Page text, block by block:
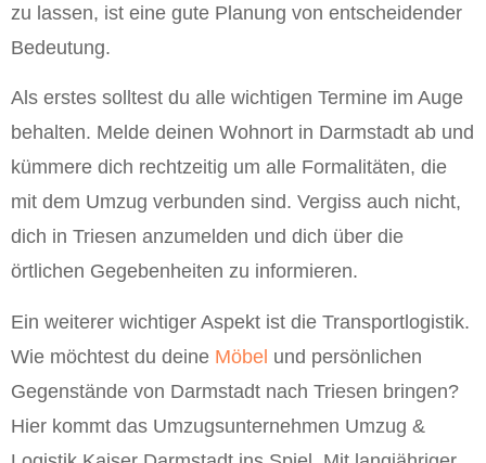
zu lassen, ist eine gute Planung von entscheidender
Bedeutung.
Als erstes solltest du alle wichtigen Termine im Auge
behalten. Melde deinen Wohnort in Darmstadt ab und
kümmere dich rechtzeitig um alle Formalitäten, die
mit dem Umzug verbunden sind. Vergiss auch nicht,
dich in Triesen anzumelden und dich über die
örtlichen Gegebenheiten zu informieren.
Ein weiterer wichtiger Aspekt ist die Transportlogistik.
Wie möchtest du deine Möbel und persönlichen
Gegenstände von Darmstadt nach Triesen bringen?
Hier kommt das Umzugsunternehmen Umzug &